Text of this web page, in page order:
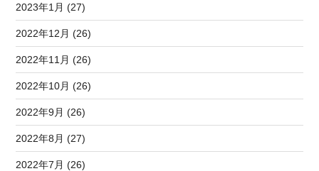
2023年1月 (27)
2022年12月 (26)
2022年11月 (26)
2022年10月 (26)
2022年9月 (26)
2022年8月 (27)
2022年7月 (26)